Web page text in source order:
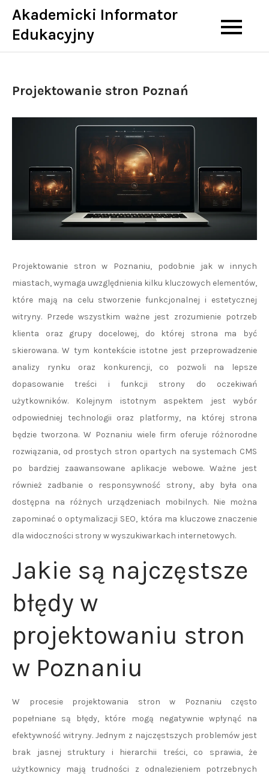
Skip
content
Akademicki Informator
Edukacyjny
Projektowanie stron Poznań
Projektowanie stron w Poznaniu, podobnie jak w innych
miastach, wymaga uwzględnienia kilku kluczowych elementów,
które mają na celu stworzenie funkcjonalnej i estetycznej
witryny. Przede wszystkim ważne jest zrozumienie potrzeb
klienta oraz grupy docelowej, do której strona ma być
skierowana. W tym kontekście istotne jest przeprowadzenie
analizy rynku oraz konkurencji, co pozwoli na lepsze
dopasowanie treści i funkcji strony do oczekiwań
użytkowników. Kolejnym istotnym aspektem jest wybór
odpowiedniej technologii oraz platformy, na której strona
będzie tworzona. W Poznaniu wiele firm oferuje różnorodne
rozwiązania, od prostych stron opartych na systemach CMS
po bardziej zaawansowane aplikacje webowe. Ważne jest
również zadbanie o responsywność strony, aby była ona
dostępna na różnych urządzeniach mobilnych. Nie można
zapominać o optymalizacji SEO, która ma kluczowe znaczenie
dla widoczności strony w wyszukiwarkach internetowych.
Jakie są najczęstsze
błędy w
projektowaniu stron
w Poznaniu
W procesie projektowania stron w Poznaniu często
popełniane są błędy, które mogą negatywnie wpłynąć na
efektywność witryny. Jednym z najczęstszych problemów jest
brak jasnej struktury i hierarchii treści, co sprawia, że
użytkownicy mają trudności z odnalezieniem potrzebnych